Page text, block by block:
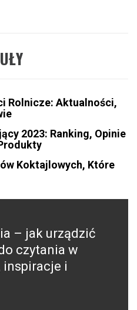
Rolnicze: Aktualności,
2023: Ranking, Opinie
Koktajlowych, Które
– jak urządzić
czytania w
inspiracje i